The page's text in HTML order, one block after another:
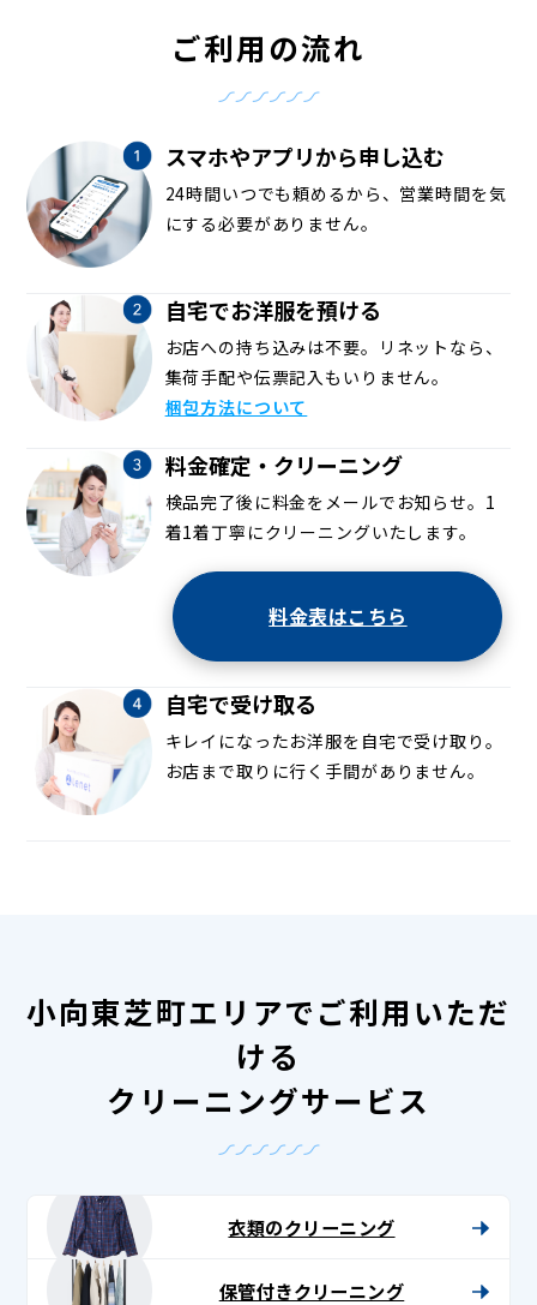
ご利用の流れ
スマホやアプリから申し込む
24時間いつでも頼めるから、営業時間を気
にする必要がありません。
自宅でお洋服を預ける
お店への持ち込みは不要。リネットなら、
集荷手配や伝票記入もいりません。
梱包方法について
料金確定・クリーニング
検品完了後に料金をメールでお知らせ。1
着1着丁寧にクリーニングいたします。
料金表はこちら
自宅で受け取る
キレイになったお洋服を自宅で受け取り。
お店まで取りに行く手間がありません。
小向東芝町エリアでご利用いただ
ける
クリーニングサービス
衣類のクリーニング
保管付きクリーニング